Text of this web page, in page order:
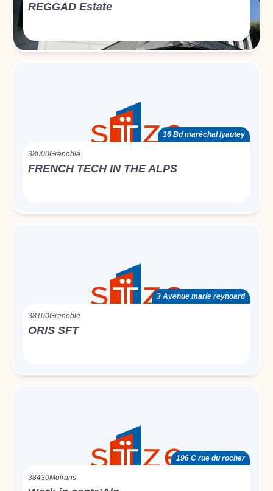
REGGAD Estate
16 Bd maréchal lyautey
38000Grenoble
FRENCH TECH IN THE ALPS
3 Avenue marie reynoard
38100Grenoble
ORIS SFT
196 C rue du rocher
38430Moirans